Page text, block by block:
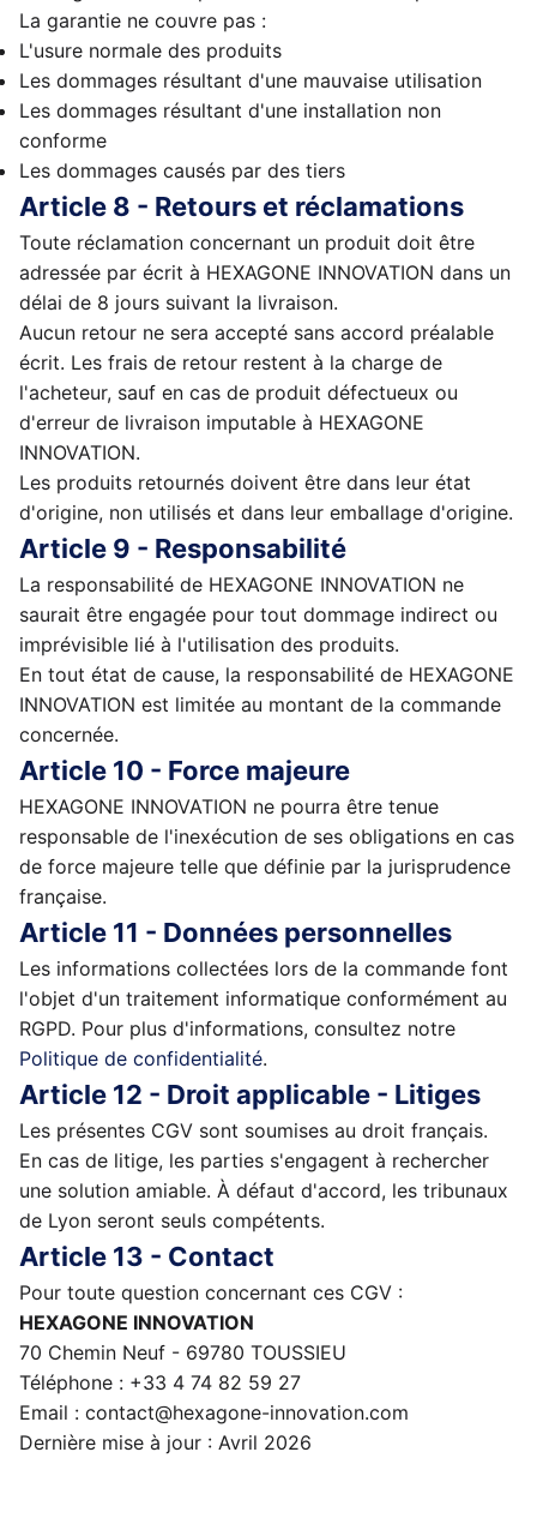
La garantie ne couvre pas :
L'usure normale des produits
Les dommages résultant d'une mauvaise utilisation
Les dommages résultant d'une installation non
conforme
Les dommages causés par des tiers
Article 8 - Retours et réclamations
Toute réclamation concernant un produit doit être
adressée par écrit à HEXAGONE INNOVATION dans un
délai de 8 jours suivant la livraison.
Aucun retour ne sera accepté sans accord préalable
écrit. Les frais de retour restent à la charge de
l'acheteur, sauf en cas de produit défectueux ou
d'erreur de livraison imputable à HEXAGONE
INNOVATION.
Les produits retournés doivent être dans leur état
d'origine, non utilisés et dans leur emballage d'origine.
Article 9 - Responsabilité
La responsabilité de HEXAGONE INNOVATION ne
saurait être engagée pour tout dommage indirect ou
imprévisible lié à l'utilisation des produits.
En tout état de cause, la responsabilité de HEXAGONE
INNOVATION est limitée au montant de la commande
concernée.
Article 10 - Force majeure
HEXAGONE INNOVATION ne pourra être tenue
responsable de l'inexécution de ses obligations en cas
de force majeure telle que définie par la jurisprudence
française.
Article 11 - Données personnelles
Les informations collectées lors de la commande font
l'objet d'un traitement informatique conformément au
RGPD. Pour plus d'informations, consultez notre
Politique de confidentialité.
Article 12 - Droit applicable - Litiges
Les présentes CGV sont soumises au droit français.
En cas de litige, les parties s'engagent à rechercher
une solution amiable. À défaut d'accord, les tribunaux
de Lyon seront seuls compétents.
Article 13 - Contact
Pour toute question concernant ces CGV :
HEXAGONE INNOVATION
70 Chemin Neuf - 69780 TOUSSIEU
Téléphone : +33 4 74 82 59 27
Email : contact@hexagone-innovation.com
Dernière mise à jour : Avril 2026